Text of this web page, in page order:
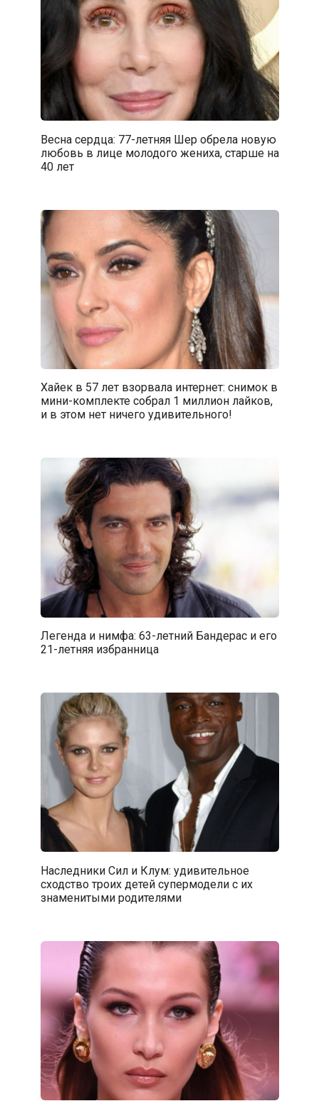
Весна сердца: 77-летняя Шер обрела новую
любовь в лице молодого жениха, старше на
40 лет
Хайек в 57 лет взорвала интернет: снимок в
мини-комплекте собрал 1 миллион лайков,
и в этом нет ничего удивительного!
Легенда и нимфа: 63-летний Бандерас и его
21-летняя избранница
Наследники Сил и Клум: удивительное
сходство троих детей супермодели с их
знаменитыми родителями